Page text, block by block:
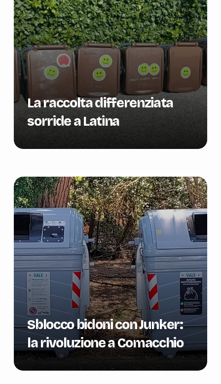
La raccolta differenziata
sorride a Latina
Sblocco bidoni con Junker:
la rivoluzione a Comacchio